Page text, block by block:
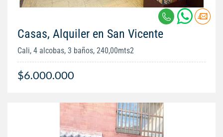
Casas, Alquiler en San Vicente
Cali, 4 alcobas, 3 baños, 240,00mts2
$6.000.000